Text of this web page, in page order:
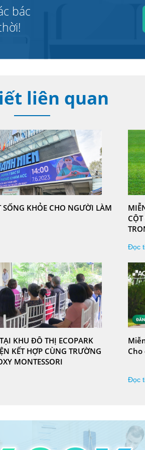
bác
liên quan
SỐNG KHỎE CHO NGƯỜI LÀM
Đọc
KHU ĐÔ THỊ ECOPARK
KẾT HỢP CÙNG TRƯỜNG
MONTESSORI
Đọc